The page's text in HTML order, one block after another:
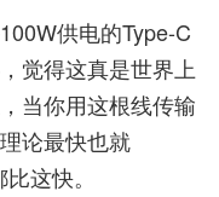
供电的Type-C
觉得这真是世界上
当你用这根线传输
论最快也就
这快。